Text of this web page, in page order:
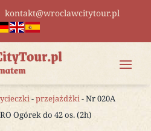
kontakt@wroclawcitytour.pl
-przejażdżki- Nr 020A
Ogórek do 42 os. (2h)